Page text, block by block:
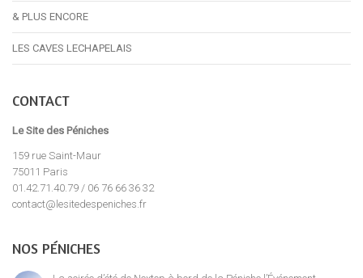
& PLUS ENCORE
LES CAVES LECHAPELAIS
CONTACT
Le Site des Péniches
159 rue Saint-Maur
75011 Paris
01.42.71.40.79 / 06 76 66 36 32
contact@lesitedespeniches.fr
NOS PÉNICHES